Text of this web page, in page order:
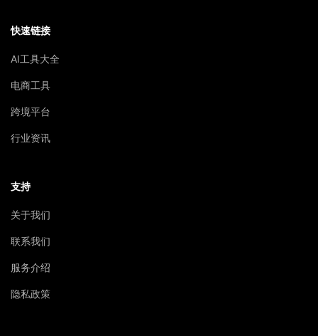
快速链接
AI工具大全
电商工具
跨境平台
行业资讯
支持
关于我们
联系我们
服务介绍
隐私政策